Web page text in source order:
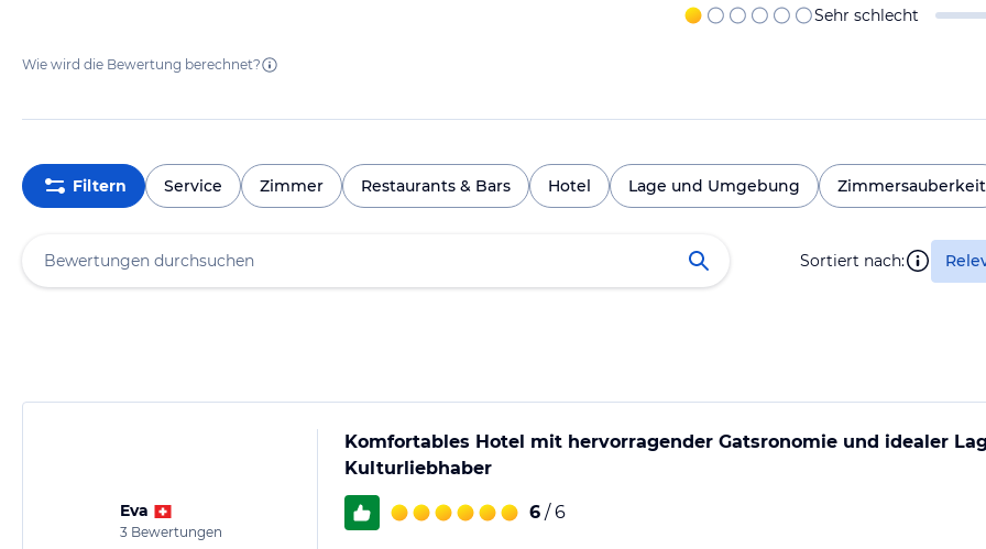
Sehr schlecht
Wie wird die Bewertung berechnet?
Filtern Service Zimmer Restaurants & Bars Hotel Lage und Umgebung Zimmersauberkeit
Sortiert nach:
Eva
3Bewertungen
Komfortables Hotel mit hervorragender Gatsronomie und idealer
Kulturliebhaber
6 / 6